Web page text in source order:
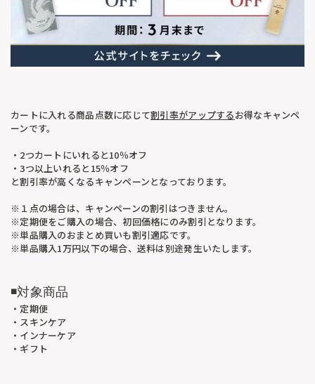
カートに入れる商品点数に応じて割引率がアップするお得なキャンペ
ーンです。
・2つカートにいれると10％オフ
・3つ以上いれると 15％オフ
と割引率が高くなるキャンペーンとなっております。
※１点の場合は、キャンペーンの割引はつきません。
※定期便をご購入の場合、初回価格にのみ割引となります。
※単品購入のおまとめ買いも割引適応です。
※単品購入1万円以下の場合、送料は別途発生いたします。
◾️対象商品
・定期便
・スキンケア
・インナーケア
・ギフト